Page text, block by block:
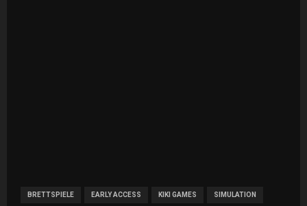
BRETTSPIELE EARLY ACCESS KIKI GAMES SIMULATION